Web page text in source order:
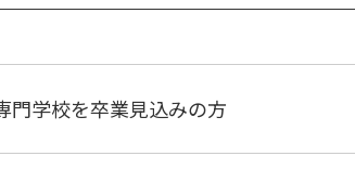
門学校を卒業見込みの方